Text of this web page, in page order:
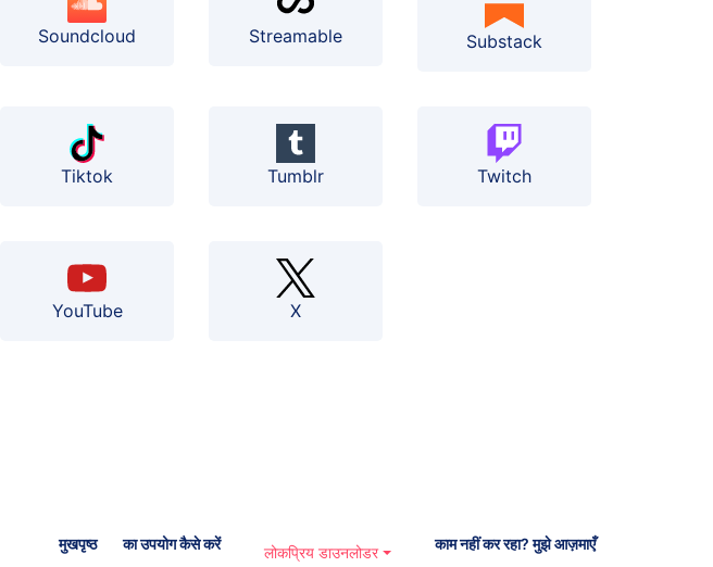
Soundcloud Streamable Substack
Tiktok Tumblr Twitch
YouTube X
मुखपृष्ठ का उपयोग कैसे करें लोकप्रिय डाउनलोडर काम नहीं कर रहा? मुझे आज़माएँ